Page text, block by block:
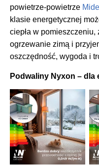
powietrze-powietrze
klasie energetycznej
ciepła w
ogrzewanie zimą i
oszczędność, wygoda i
Podwaliny Nyxon –